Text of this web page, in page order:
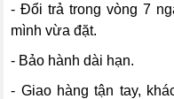
- Đổi trả trong vòng 7
mình vừa đặt.
- Bảo hành dài hạn.
- Giao hàng tận tay,